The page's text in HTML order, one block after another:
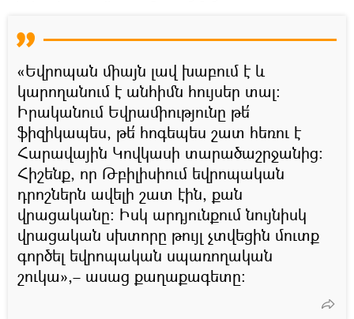
«Եվրոպան միայն լավ խաբում է և
կարողանում է անհիմն հույսեր տալ։
Իրականում Եվրամիությունը թե՛
ֆիզիկապես, թե՛ հոգեպես շատ հեռու է
Հարավային Կովկասի տարածաշրջանից։
Հիշենք, որ Թբիլիսիում եվրոպական
դրոշներն ավելի շատ էին, քան
վրացականը։ Իսկ արդյունքում նույնիսկ
վրացական սխտորը թույլ չտվեցին մուտք
գործել եվրոպական սպառողական
շուկա»,– ասաց քաղաքագետը։